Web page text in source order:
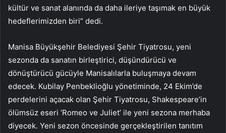
kültür ve sanat alanında da daha ileriye taşımak en büyük
hedeflerimizden biri” dedi.
Manisa Büyükşehir Belediyesi Şehir Tiyatrosu, yeni
sezonda da sanatın birleştirici, düşündürücü ve
dönüştürücü gücüyle Manisalılarla buluşmaya devam
edecek. Kubilay Penbeklioğlu yönetiminde, 24 Ekim’de
perdelerini açacak olan Şehir Tiyatrosu, Shakespeare’in
ölümsüz eseri ‘Romeo ve Juliet’ ile yeni sezona merhaba
diyecek. Yeni sezon öncesinde gerçekleştirilen tanıtım